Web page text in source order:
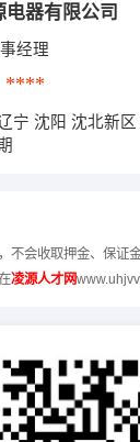
器有限公司
经理
****
宁 沈阳 沈北新
不会收取押金、保证
凌源人才网